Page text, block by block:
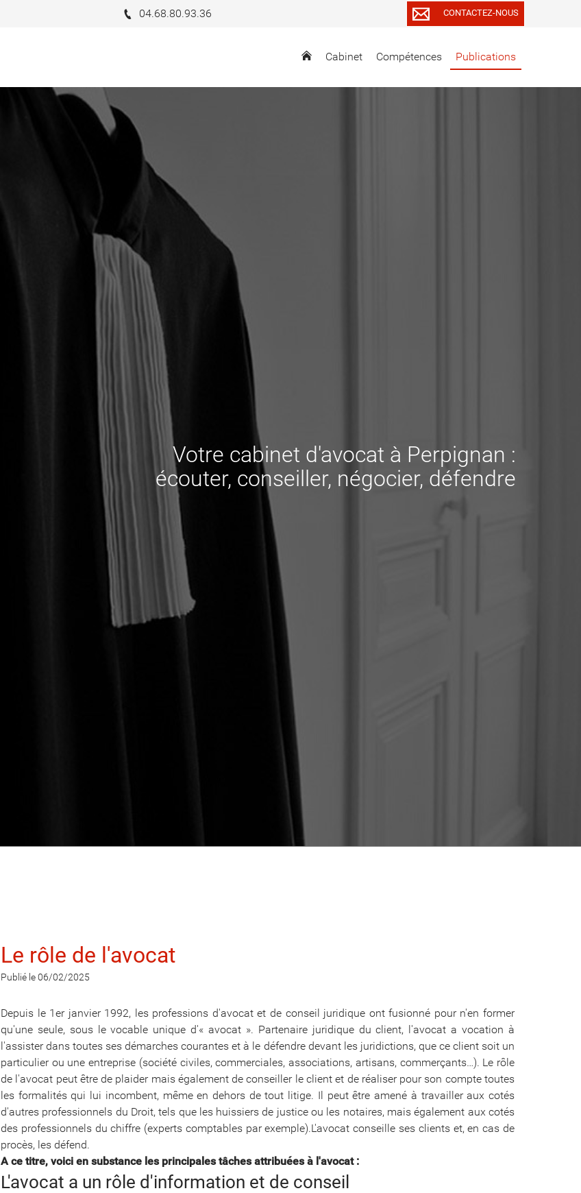
Cabinet Compétences Publications
04.68.80.93.36 CONTACTEZ-NOUS
Votre cabinet d'avocat à Perpignan :
écouter, conseiller, négocier, défendre
Le rôle de l'avocat
Publié le 06/02/2025
Depuis le 1er janvier 1992, les professions d'avocat et de conseil juridique ont fusionné pour n'en former
qu'une seule, sous le vocable unique d'« avocat ». Partenaire juridique du client, l'avocat a vocation à
l'assister dans toutes ses démarches courantes et à le défendre devant les juridictions, que ce client soit un
particulier ou une entreprise (société civiles, commerciales, associations, artisans, commerçants…). Le rôle
de l'avocat peut être de plaider mais également de conseiller le client et de réaliser pour son compte toutes
les formalités qui lui incombent, même en dehors de tout litige. Il peut être amené à travailler aux cotés
d'autres professionnels du Droit, tels que les huissiers de justice ou les notaires, mais également aux cotés
des professionnels du chiffre (experts comptables par exemple).L'avocat conseille ses clients et, en cas de
procès, les défend.
A ce titre, voici en substance les principales tâches attribuées à l'avocat :
L'avocat a un rôle d'information et de conseil